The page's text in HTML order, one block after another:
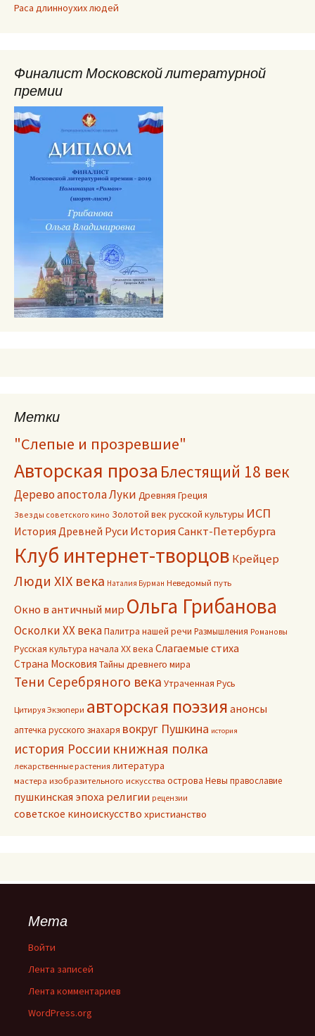
Раса длинноухих людей
Финалист Московской литературной
премии
Метки
"Слепые и прозревшие"
Авторская проза Блестящий 18 век
Дерево апостола Луки Древняя Греция
Звезды советского кино Золотой век русской культуры ИСП
История Древней Руси История Санкт-Петербурга
Клуб интернет-творцов Крейцер
Люди XIX века Наталия Бурман Неведомый путь
Окно в античный мир Ольга Грибанова
Осколки ХХ векаПалитра нашей речи Размышления Романовы
Русская культура начала ХХ века Слагаемые стиха
Страна Московия Тайны древнего мира
Тени Серебряного века Утраченная Русь
Цитируя Экзюпери авторская поэзия анонсы
аптечка русского знахаря вокруг Пушкина история
история России книжная полка
лекарственные растения литература
мастера изобразительного искусства острова Невы православие
пушкинская эпоха религии рецензии
советское киноискусство христианство
Мета
Войти
Лента записей
Лента комментариев
WordPress.org